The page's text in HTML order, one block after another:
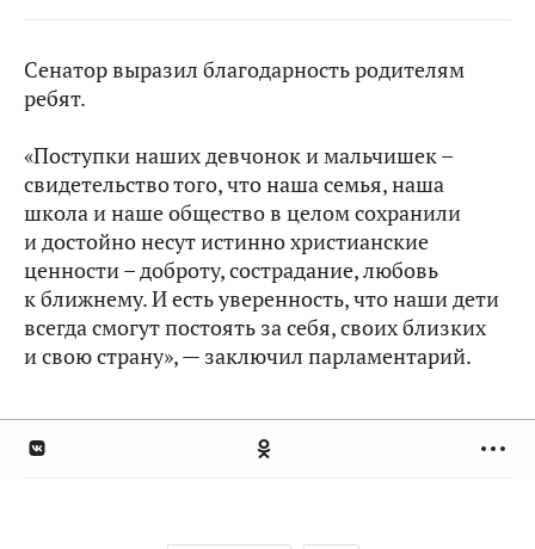
Сенатор выразил благодарность родителям
ребят.
«Поступки наших девчонок и мальчишек –
свидетельство того, что наша семья, наша
школа и наше общество в целом сохранили
и достойно несут истинно христианские
ценности – доброту, сострадание, любовь
к ближнему. И есть уверенность, что наши дети
всегда смогут постоять за себя, своих близких
и свою страну», — заключил парламентарий.